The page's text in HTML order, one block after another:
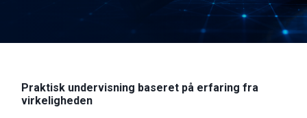
Praktisk undervisning baseret på erfaring fra
virkeligheden